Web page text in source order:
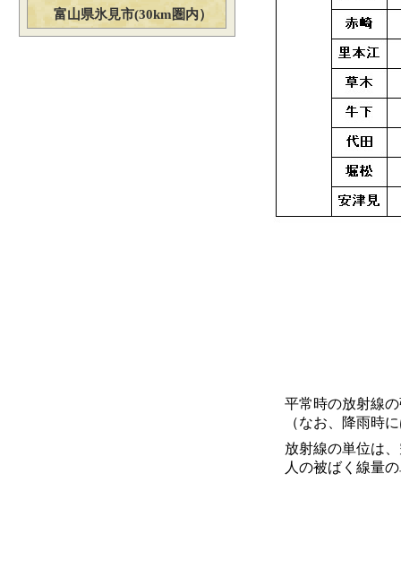
富山県氷見市(30km圏内）
平常時の放射線の
（なお、降雨時に
放射線の単位は、
人の被ばく線量の